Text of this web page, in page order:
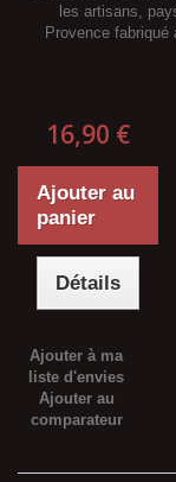
les artisans,
Provence
16,90 €
Ajouter au
panier
Détails
Ajouter à ma
liste d'envies
Ajouter au
comparateur